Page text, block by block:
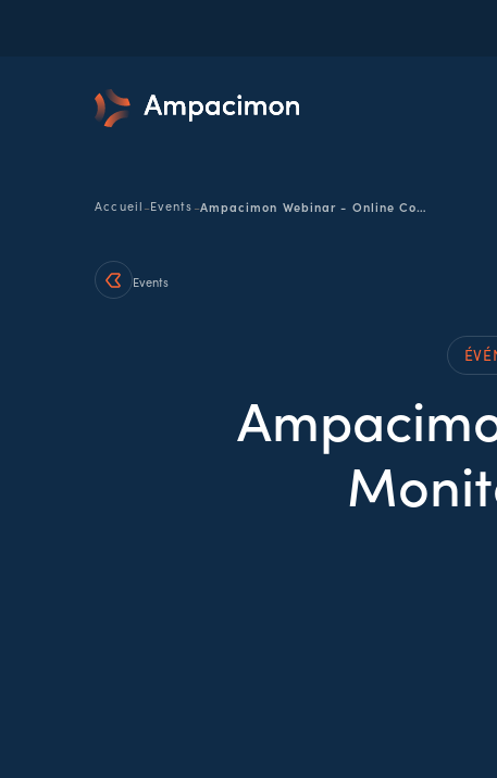
Accueil -Events - Ampacimon Webinar - Online Condition Monitoring: Puntual o continuo
Events